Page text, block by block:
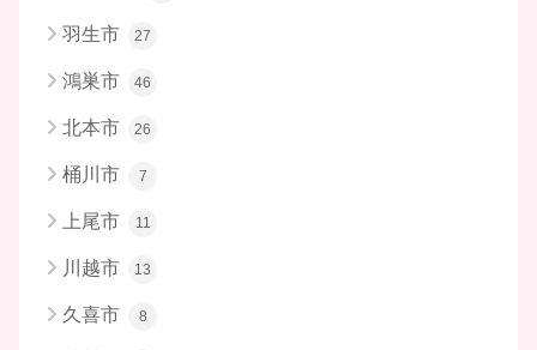
羽生市 27
鴻巣市 46
北本市 26
桶川市 7
上尾市 11
川越市 13
久喜市 8